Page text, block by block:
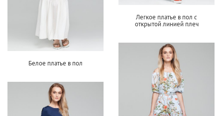
Легкое платье в пол с
открытой линией плеч
Белое платье в пол